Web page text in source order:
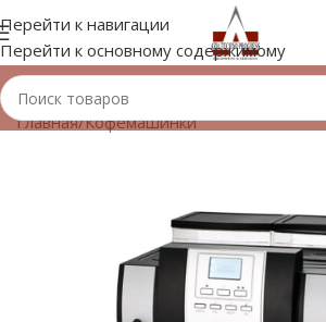
Перейти к навигации
Перейти к основному содержимому
Главная/Кофемашинки